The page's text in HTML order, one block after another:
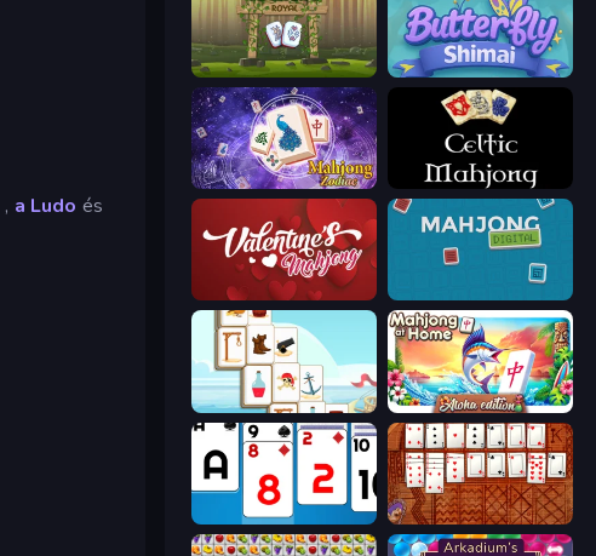
, a Ludo és
Mahjong Royal Butterfly Shimai
Mahjong Solitaire Zodiac Celtic Mahjong Solitaire
Valentine Mahjong
Mahjong Pirate Plunder Journey Aloha Mahjong
Social Solitaire Algerian Solitaire